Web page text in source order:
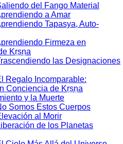
del Fango Material
a Amar
Tapasya, Auto-
Firmeza en
Kṛṣṇa
las Designaciones
Regalo Incomparable:
Conciencia de Kṛṣṇa
y la Muerte
Somos Estos Cuerpos
al Morir
de los Planetas